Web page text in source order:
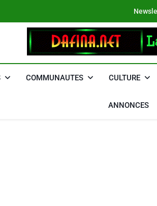
DAFINA
COMMUNAUTES CULTURE
ANNONCES